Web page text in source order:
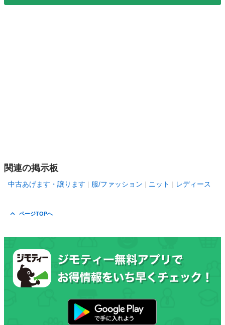
関連の掲示板
中古あげます・譲ります 服/ファッション ニット レディース
ページTOPへ